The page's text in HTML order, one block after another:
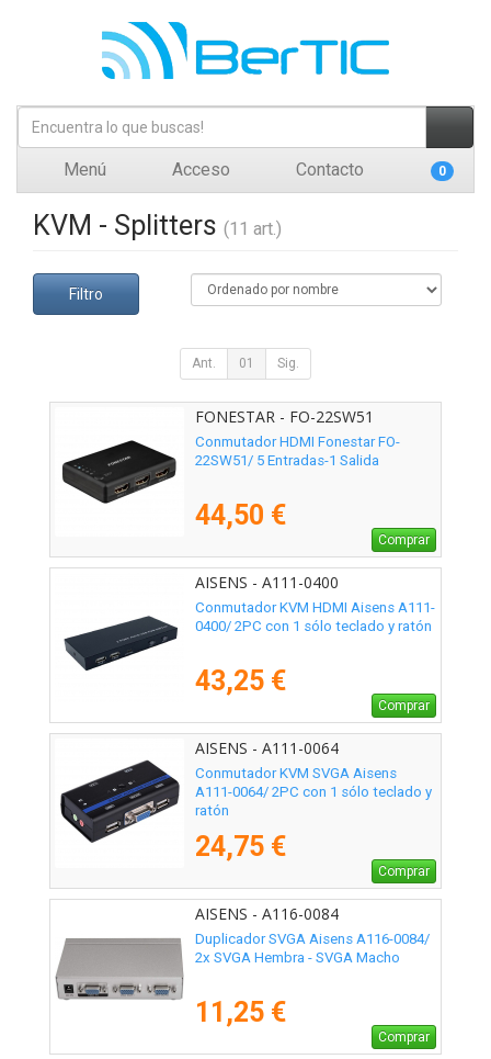
Menú Acceso Contacto 0
KVM - Splitters (11 art.)
Filtro
Ant. 01 Sig.
FONESTAR - FO-22SW51
Conmutador HDMI Fonestar FO-
22SW51/ 5 Entradas-1 Salida
44,50 €
Comprar
AISENS - A111-0400
Conmutador KVM HDMI Aisens A111-
0400/ 2PC con 1 sólo teclado y ratón
43,25 €
Comprar
AISENS - A111-0064
Conmutador KVM SVGA Aisens
A111-0064/ 2PC con 1 sólo teclado y
ratón
24,75 €
Comprar
AISENS - A116-0084
Duplicador SVGA Aisens A116-0084/
2x SVGA Hembra - SVGA Macho
11,25 €
Comprar